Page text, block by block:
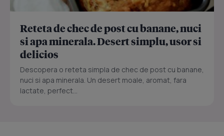
Reteta de chec de post cu banane, nuci
si apa minerala. Desert simplu, usor si
delicios
Descopera o reteta simpla de chec de post cu banane,
nuci si apa minerala. Un desert moale, aromat, fara
lactate, perfect...